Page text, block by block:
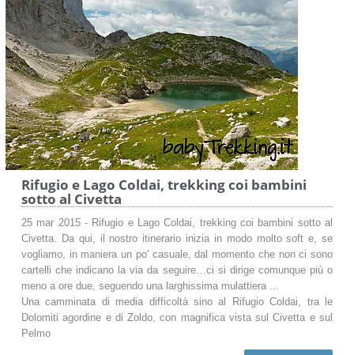
Rifugio e Lago Coldai, trekking coi bambini
sotto al Civetta
25 mar 2015 - Rifugio e Lago Coldai, trekking coi bambini sotto al
Civetta. Da qui, il nostro itinerario inizia in modo molto soft e, se
vogliamo, in maniera un po' casuale, dal momento che non ci sono
cartelli che indicano la via da seguire…ci si dirige comunque più o
meno a ore due, seguendo una larghissima mulattiera ...
Una camminata di media difficoltà sino al Rifugio Coldai, tra le
Dolomiti agordine e di Zoldo, con magnifica vista sul Civetta e sul
Pelmo